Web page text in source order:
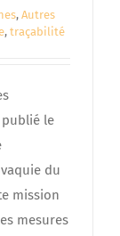
, Autres
, traçabilité
publié le
du
mission
mesures